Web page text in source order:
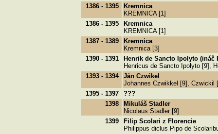
1386 - 1395
Kremnica
KREMNICA [1]
1386 - 1395
Kremnica
KREMNICA [1]
1387 - 1389
Kremnica
Kremnica [3]
1390 - 1391
Henrik de Sancto Ipolyto (ináč
Henricus de Sancto Ipolyto [9],
1393 - 1394 Ján Czwikel
Johannes Czwikkel [9],
1395 - 1397
???
1398
Mikuláš Stadler
Nicolaus Stadler [9]
1399
Filip Scolari z Florencie
Philippus diclus Pipo de